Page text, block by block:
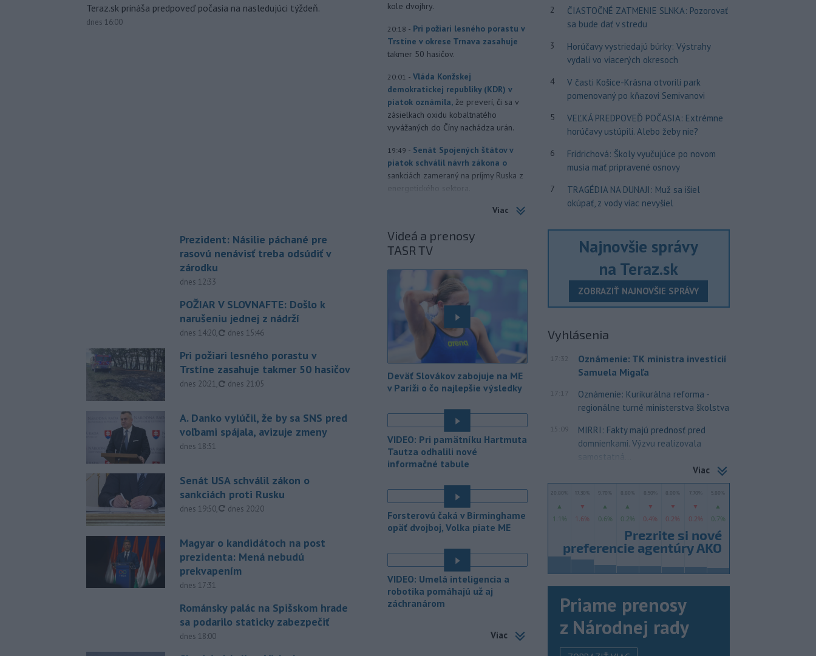
Teraz.sk prináša predpoveď počasia na nasledujúci týždeň.
dnes 16:00
Prezident: Násilie páchané pre
rasovú nenávisť treba odsúdiť v
zárodku
dnes 12:33
POŽIAR V SLOVNAFTE: Došlo k
narušeniu jednej z nádrží
dnes 14:20, aktualizované
dnes 15:46
Pri požiari lesného porastu v
Trstíne zasahuje takmer 50 hasičov
dnes 20:21, aktualizované
dnes 21:05
A. Danko vylúčil, že by sa SNS pred
voľbami spájala, avizuje zmeny
dnes 18:51
Senát USA schválil zákon o
sankciách proti Rusku
dnes 19:50, aktualizované
dnes 20:20
Magyar o kandidátoch na post
prezidenta: Mená nebudú
prekvapením
dnes 17:31
Románsky palác na Spišskom hrade
sa podarilo staticky zabezpečiť
dnes 18:00
kole dvojhry.
20:18 - Pri požiari lesného porastu v
Trstíne v okrese Trnava zasahuje
takmer 50 hasičov.
20:01 - Vláda Konžskej
demokratickej republiky (KDR) v
piatok oznámila, že preverí, či sa v
zásielkach oxidu kobaltnatého
vyvážaných do Číny nachádza urán.
19:49 - Senát Spojených štátov v
piatok schválil návrh zákona o
sankciách zameraný na príjmy Ruska z
energetického sektora.
Slovenská polícia prispela k
ktorý sa podarilo ukončiť
právoplatným odsúdením páchateľa v
Piatkový požiar v
bratislavskej rafinérii Slovnaft je
pod kontrolou.
bude predmetom vyšetrovania. Pre
TASR to potvrdil hovorca rafinérie
Anton Molnár.
15:17 - Ministerstvo kultúry (MK) SR
upraví verziu opatrenia o
podrobnostiach poskytovania dotácií v
pôsobnosti rezortu.
- V bratislavskej rafinérii
Slovnaft horí uskladnený ropný
produkt.TASR o tom informovala
rafinéria s tým, že obyvateľom nehrozí
13:50 - Jedným zo zdravotných rizík
na festivale môže byť vyššia
úroveň hluku. Je preto dobré držať sa
chrániče sluchu či dodržiavať
prestávky.
12:49 - Podporu kandidatúre
Slovenskej republiky na nestále
na roky 2028 až 2029 písomne
Viac
Videá a prenosy
TASR TV
Deväť Slovákov zabojuje na ME
v Paríži o čo najlepšie výsledky
VIDEO: Pri pamätníku Hartmuta
Tautza odhalili nové
informačné tabule
Forsterovú čaká v Birminghame
opäť dvojboj, Volka piate ME
VIDEO: Umelá inteligencia a
robotika pomáhajú už aj
záchranárom
Viac
2
ČIASTOČNÉ ZATMENIE SLNKA: Pozorovať
sa bude dať v stredu
3
Horúčavy vystriedajú búrky: Výstrahy
vydali vo viacerých okresoch
4
V časti Košice-Krásna otvorili park
pomenovaný po kňazovi Semivanovi
5
VEĽKÁ PREDPOVEĎ POČASIA: Extrémne
horúčavy ustúpili. Alebo žeby nie?
6
Fridrichová: Školy vyučujúce po novom
musia mať pripravené osnovy
7
TRAGÉDIA NA DUNAJI: Muž sa išiel
okúpať, z vody viac nevyšiel
Najnovšie správy
na Teraz.sk
ZOBRAZIŤ NAJNOVŠIE SPRÁVY
Vyhlásenia
17:32
Oznámenie: TK ministra investícií
Samuela Migaľa
17:17
Oznámenie: Kurikurálna reforma -
regionálne turné ministerstva školstva
15:09
MIRRI: Fakty majú prednosť pred
domnienkami. Výzvu realizovala
samostatná...
Viac
Priame prenosy
z Národnej rady